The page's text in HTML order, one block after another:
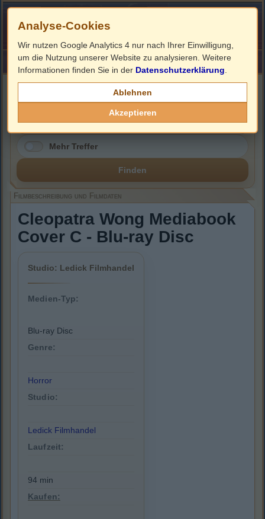
HOME ImpressumLinks
Filmbeschreibung, Cover & Blu-ray Infos
Mehr Treffer
Finden
Filmbeschreibung und Filmdaten
Cleopatra Wong Mediabook
Cover C - Blu-ray Disc
Studio: Ledick Filmhandel
Medien-Typ:
Blu-ray Disc
Genre:
Horror
Studio:
Ledick Filmhandel
Laufzeit:
94 min
Kaufen:
Analyse-Cookies
Wir nutzen Google Analytics 4 nur nach Ihrer Einwilligung,
um die Nutzung unserer Website zu analysieren. Weitere
Informationen finden Sie in der Datenschutzerklärung
Ablehnen
Akzeptieren